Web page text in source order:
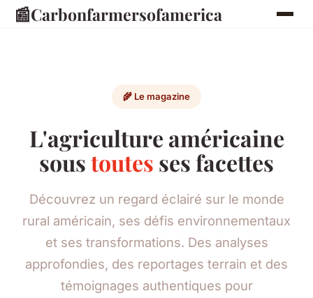
📰Carbonfarmersofamerica
🌾 Le magazine
L'agriculture américaine
soustoutes ses facettes
Découvrez un regard éclairé sur le monde
rural américain, ses défis environnementaux
et ses transformations. Des analyses
approfondies, des reportages terrain et des
témoignages authentiques pour